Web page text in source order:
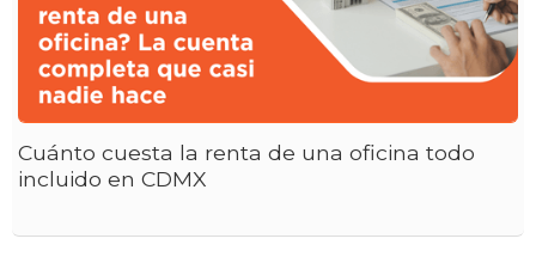
Cuánto cuesta la renta de una oficina todo
incluido en CDMX